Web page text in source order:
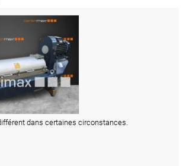
dans certaines circonstances.